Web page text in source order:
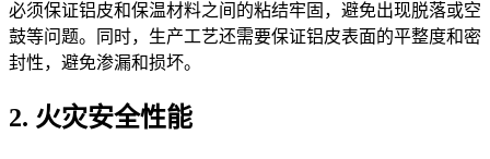
必须保证铝皮和保温材料之间的粘结牢固，避免出现脱落或空
鼓等问题。同时，生产工艺还需要保证铝皮表面的平整度和密
封性，避免渗漏和损坏。
2. 火灾安全性能